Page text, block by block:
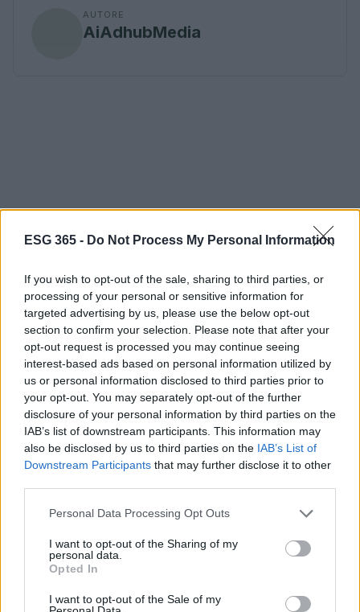
ESG 365 - Do Not Process My Personal Information
If you wish to opt-out of the sale, sharing to third parties, or
processing of your personal or sensitive information for
targeted advertising by us, please use the below opt-out
section to confirm your selection. Please note that after your
opt-out request is processed you may continue seeing
interest-based ads based on personal information utilized by
us or personal information disclosed to third parties prior to
your opt-out. You may separately opt-out of the further
disclosure of your personal information by third parties on the
IAB’s list of downstream participants. This information may
also be disclosed by us to third parties on the IAB’s List of
Downstream Participants that may further disclose it to other
Please note that this website/app uses one or more Google
not limited to your visit or usage behaviour. You may click to
grant or deny consent to Google and its third-party tags to
use your data for below specified purposes in below Google
consent section.
Personal Data Processing Opt Outs
I want to opt-out of the Sharing of my
personal data.
Opted In
I want to opt-out of the Sale of my
AUTORE
AiAdhubMedia
Continua a leggere
ONU 2030